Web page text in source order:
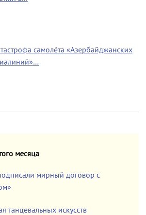
самолёта «Азербайджанских
месяца
мирный договор с
танцевальных искусств